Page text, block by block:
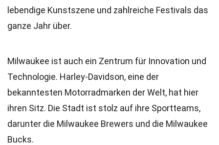
lebendige Kunstszene und zahlreiche Festivals das
ganze Jahr über.
Milwaukee ist auch ein Zentrum für Innovation und
Technologie. Harley-Davidson, eine der
bekanntesten Motorradmarken der Welt, hat hier
ihren Sitz. Die Stadt ist stolz auf ihre Sportteams,
darunter die Milwaukee Brewers und die Milwaukee
Bucks.